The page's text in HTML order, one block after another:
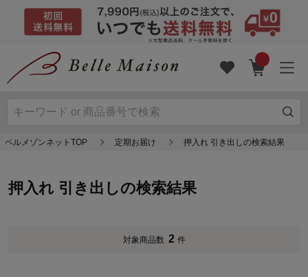
ベルメゾンネットTOP 定期お届け 押入れ 引き出しの検索結果
押入れ 引き出しの検索結果
対象商品数 2 件